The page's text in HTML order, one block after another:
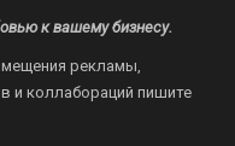
к вашему бизнесу.
рекламы,
и коллабораций пишите